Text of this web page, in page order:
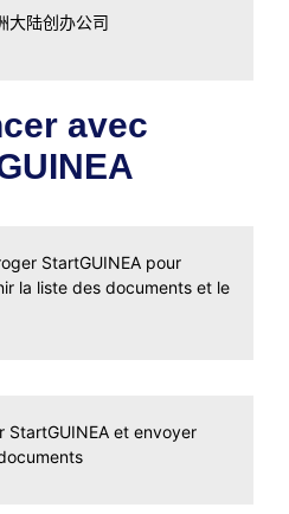
大陆创办公司
avec
StartGUINEA pour
la liste des documents et le
StartGUINEA et envoyer